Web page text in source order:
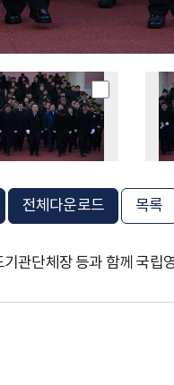
전체다운로드 목록
관단체장 등과 함께 국립